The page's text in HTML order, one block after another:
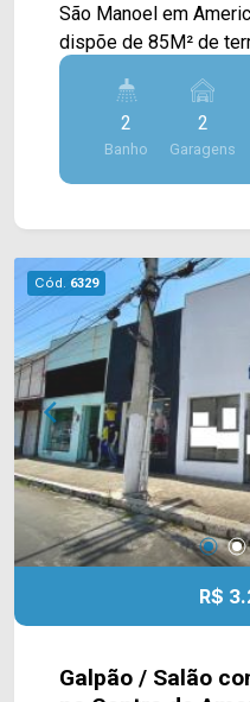
São Manoel em Americana/SP.
dispõe de 85M² de
construção, possuindo
mezanino,
blindex. > 02 banheiros; > 02 vagas de garagem.
Localizado próximo à
Av. Paschoal Ardito,
Arbix Imóveis e
e Telefone: (19) 3475-4546 ARBIX
Presente em cada
2
Banho
2
Garagens
Cód. 6329
R$
Galpão / Salão